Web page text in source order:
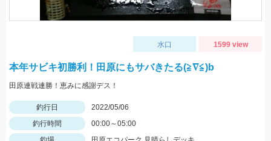
水口 1599 view
本年サビキ初勝利！田原にもサバきたる(≧∇≦)b
田原連戦連勝！恵みに感謝デス！
釣行日
2022/05/06
釣行時間
00:00～05:00